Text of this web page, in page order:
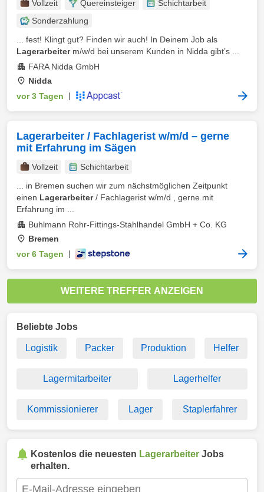
Vollzeit Quereinsteiger
Schichtarbeit
Sonderzahlung
... fest! Klingt gut? Finden wir auch! In Deinem Job als
Lagerarbeiterm/w/d bei unserem Kunden in Nidda gibt’s ...
FARA Nidda GmbH
Nidda
vor 3 Tagen
Lagerarbeiter / Fachlagerist w/m/d – gerne
mit Erfahrung im Sägen
Vollzeit
Schichtarbeit
... in Bremen suchen wir zum nächstmöglichen Zeitpunkt
einen Lagerarbeiter/ Fachlagerist w/m/d , gerne mit
Erfahrung im ...
Buhlmann Rohr-Fittings-Stahlhandel GmbH + Co. KG
Bremen
vor 6 Tagen
WEITERE TREFFER ANZEIGEN
Beliebte Jobs
Logistik Packer Produktion Helfer
Lagermitarbeiter Lagerhelfer
Kommissionierer Lager Staplerfahrer
Kostenlos die neuesten Lagerarbeiter Jobs
erhalten.